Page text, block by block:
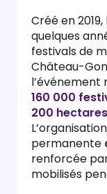
Créé en 2019,
quelques
festivals de
Château-
l’événement
160 000
200 hectares
permanente
renforcée
mobilisés